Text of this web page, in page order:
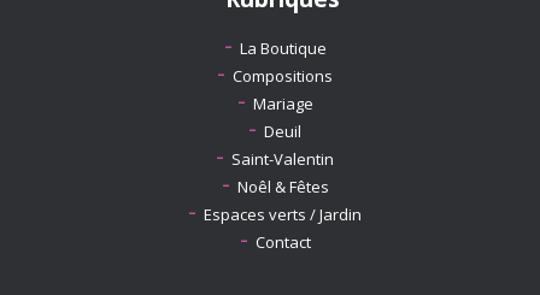
La Boutique
Compositions
Mariage
Deuil
Saint-Valentin
Noêl & Fêtes
Espaces verts / Jardin
Contact